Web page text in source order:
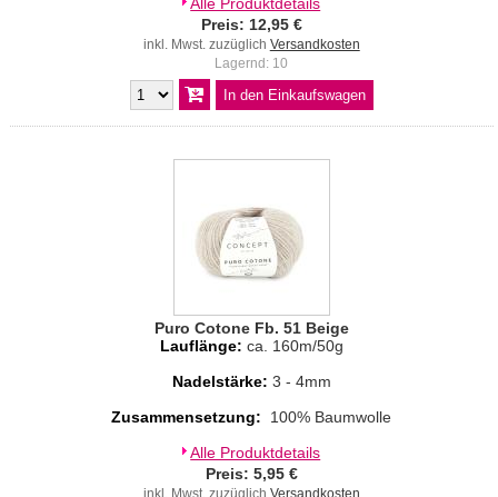
Alle Produktdetails
Preis: 12,95 €
inkl. Mwst. zuzüglich Versandkosten
Lagernd: 10
Puro Cotone Fb. 51 Beige
Lauflänge: ca. 160m/50g
Nadelstärke: 3 - 4mm
Zusammensetzung:
100% Baumwolle
Alle Produktdetails
Preis: 5,95 €
inkl. Mwst. zuzüglich Versandkosten